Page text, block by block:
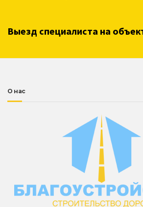
Выезд специалиста на
О нас